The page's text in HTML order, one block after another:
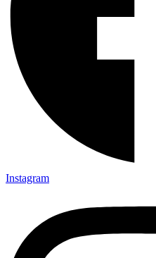
Instagram